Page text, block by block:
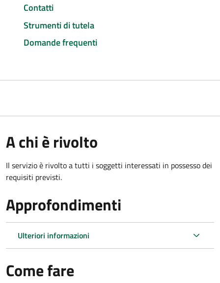
Contatti
Strumenti di tutela
Domande frequenti
A chi è rivolto
Il servizio è rivolto a tutti i soggetti interessati in possesso dei
requisiti previsti.
Approfondimenti
Ulteriori informazioni
Come fare